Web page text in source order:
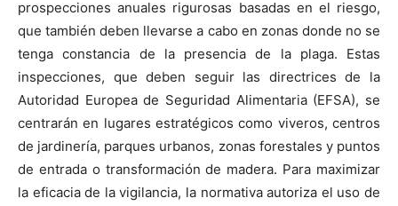
prospecciones anuales rigurosas basadas en el riesgo,
que también deben llevarse a cabo en zonas donde no se
tenga constancia de la presencia de la plaga. Estas
inspecciones, que deben seguir las directrices de la
Autoridad Europea de Seguridad Alimentaria (EFSA), se
centrarán en lugares estratégicos como viveros, centros
de jardinería, parques urbanos, zonas forestales y puntos
de entrada o transformación de madera. Para maximizar
la eficacia de la vigilancia, la normativa autoriza el uso de